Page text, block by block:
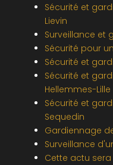
Sécurité et
Lievin
Surveillance et
Sécurité pour
Sécurité et
Sécurité et
Hellemmes-Lille
Sécurité et
Sequedin
Gardiennage
Surveillance
Cette actu